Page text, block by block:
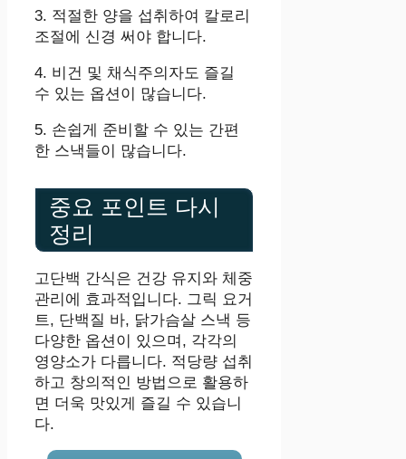
3. 적절한 양을 섭취하여 칼로리
조절에 신경 써야 합니다.
4. 비건 및 채식주의자도 즐길
수 있는 옵션이 많습니다.
5. 손쉽게 준비할 수 있는 간편
한 스낵들이 많습니다.
중요 포인트 다시
정리
고단백 간식은 건강 유지와 체중
관리에 효과적입니다. 그릭 요거
트, 단백질 바, 닭가슴살 스낵 등
다양한 옵션이 있으며, 각각의
영양소가 다릅니다. 적당량 섭취
하고 창의적인 방법으로 활용하
면 더욱 맛있게 즐길 수 있습니
다.